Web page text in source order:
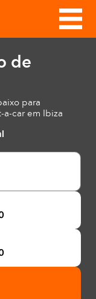
de
para
car em Ibiza